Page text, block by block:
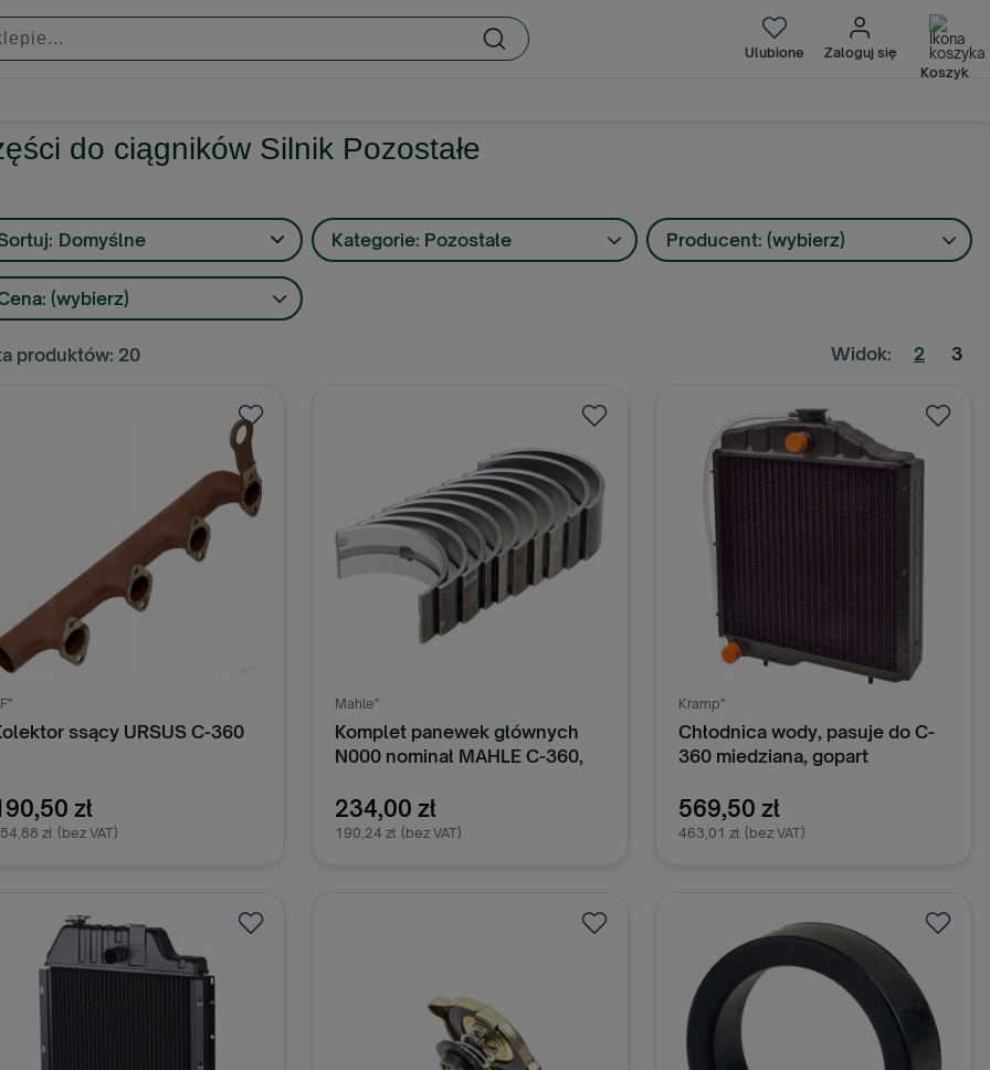
Ulubione
Zaloguj się
Koszyk
do ciągników Silnik Pozostałe
Domyślne Kategorie: Pozostałe Producent: (wybierz)
(wybierz)
produktów: 20 Widok: 2 3
ssący URSUS C-360
zł
zł (bez VAT)
Mahle"
Komplet panewek głównych
N000 nominał MAHLE C-360,
234,00 zł
190,24 zł (bez VAT)
Kramp"
Chłodnica wody, pasuje do C-
360 miedziana, gopart
569,50 zł
463,01 zł (bez VAT)